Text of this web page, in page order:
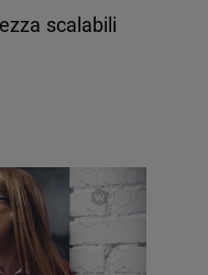
scalabili